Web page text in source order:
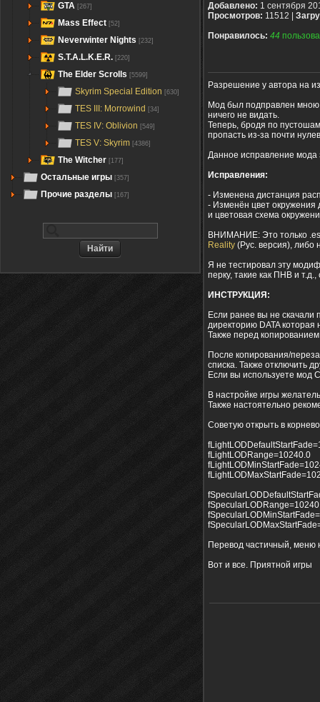
GTA [267]
Mass Effect [52]
Neverwinter Nights [232]
S.T.A.L.K.E.R. [220]
The Elder Scrolls [5599]
Skyrim Special Edition [630]
TES III: Morrowind [34]
TES IV: Oblivion [549]
TES V: Skyrim [4386]
The Witcher [177]
Остальные игры [357]
Прочие разделы [167]
Добавлено: 1 сентября
Просмотров: 11512 |
Понравилось: 44
Разрешение у автора на
Мод был подправлен мною,
ничего не видать.
Теперь, бродя по
пропасть из-за почти
Данное исправление мода
Исправления:
- Изменена дистанция
- Изменён цвет окружения
и цветовая схема
ВНИМАНИЕ: Это только
Reality (Рус. версия), либо
Я не тестировал эту
перку, такие как ПНВ и
ИНСТРУКЦИЯ:
Если ранее вы не скачали
директорию DATA которая
Также перед
После копирования/
списка. Также отключить
Если вы используете мод
В настройке игры
Также настоятельно
Советую открыть в
fLightLODRange=10240.0
Перевод частичный, меню
Вот и все. Приятной игры